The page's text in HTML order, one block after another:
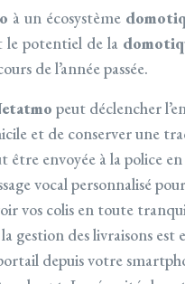
à un écosystème
le potentiel de la
de l’année passée.
peut déclencher
et de conserver une
envoyée à la police
vocal personnalisé
vos colis en toute
gestion des livraisons est
depuis votre